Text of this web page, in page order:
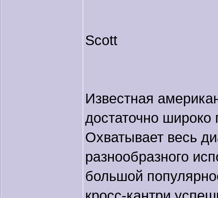
Scott
Известная
достаточно
Охватывает весь
разнообразного
большой